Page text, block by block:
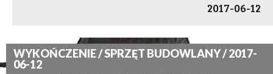
2017-06-12
WYKOŃCZENIE / SPRZĘT BUDOWLANY / 2017-
06-12